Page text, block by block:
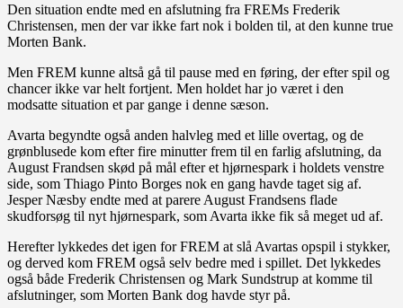
Den situation endte med en afslutning fra FREMs Frederik
Christensen, men der var ikke fart nok i bolden til, at den kunne true
Morten Bank.
Men FREM kunne altså gå til pause med en føring, der efter spil og
chancer ikke var helt fortjent. Men holdet har jo været i den
modsatte situation et par gange i denne sæson.
Avarta begyndte også anden halvleg med et lille overtag, og de
grønblusede kom efter fire minutter frem til en farlig afslutning, da
August Frandsen skød på mål efter et hjørnespark i holdets venstre
side, som Thiago Pinto Borges nok en gang havde taget sig af.
Jesper Næsby endte med at parere August Frandsens flade
skudforsøg til nyt hjørnespark, som Avarta ikke fik så meget ud af.
Herefter lykkedes det igen for FREM at slå Avartas opspil i stykker,
og derved kom FREM også selv bedre med i spillet. Det lykkedes
også både Frederik Christensen og Mark Sundstrup at komme til
afslutninger, som Morten Bank dog havde styr på.